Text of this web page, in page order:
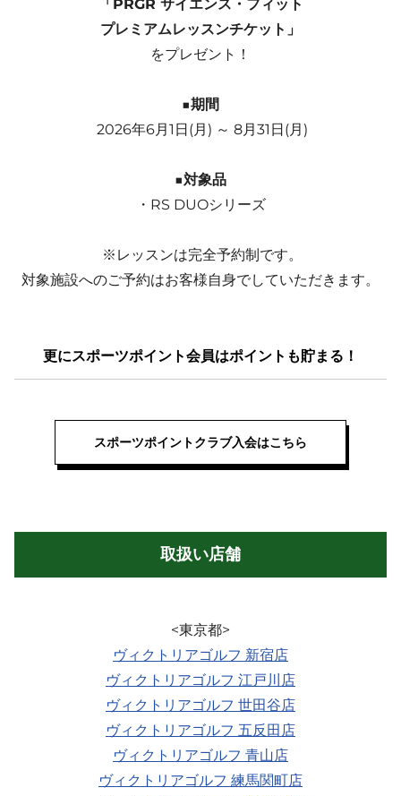
「PRGR サイエンス・フィット
プレミアムレッスンチケット」
をプレゼント！
■期間
■対象品
・RS DUOシリーズ
対象施設へのご予約はお客様自身でしていただきます。
更にスポーツポイント会員はポイントも貯まる！
スポーツポイントクラブ入会はこちら
取扱い店舗
ヴィクトリアゴルフ 新宿店
ヴィクトリアゴルフ 江戸川店
ヴィクトリアゴルフ 世田谷店
ヴィクトリアゴルフ 五反田店
ヴィクトリアゴルフ 青山店
ヴィクトリアゴルフ 練馬関町店